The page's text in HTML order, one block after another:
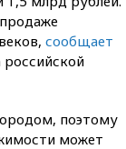
сообщает
поэтому
может